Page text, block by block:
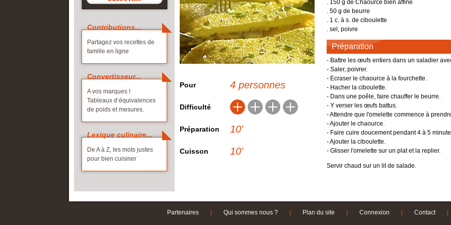
Franche-Comté
Guadeloupe
Picardie
Poitou-Charentes
Provence-Alpes-Côte d'Azur
Réunion
ALLER PLUS LOIN
À chacun sa fête !
Partagez vos idées
Cave et liquides
ALLER PLUS LOIN
Les produits de saison
Les labels de qualité
Languedoc-Roussillon
Lorraine
Midi-Pyrénées
Nord-Pas-De-Calais
Picardie
Réunion
Rhône-Alpes
Féculents
Fromages
Desserts et boulangerie
Boissons
RECETTES ANCIENNES
ALLER PLUS LOIN
Lexique culinaire
Poids et mesures
Partagez vos recettes
Pour 4 personnes
Difficulté
Préparation 10'
Cuisson 10'
. 150 g de Chaource bien affiné
. 50 g de beurre
. 1 c. à s. de ciboulette
. sel, poivre
Préparation
- Battre les œufs entiers dans un saladier
- Saler, poivrer.
- Ecraser le chaource à la fourchette.
- Hacher la ciboulette.
- Dans une poêle, faire chauffer le beurre.
- Y verser les œufs battus.
- Attendre que l'omelette commence à
- Ajouter le chaource.
- Faire cuire doucement pendant 4 à 5
- Ajouter la ciboulette.
- Glisser l'omelette sur un plat et la replier.
Servir chaud sur un lit de salade.
Contributions...
Partagez vos recettes de
famille en ligne
Convertisseur...
A vos marques !
Tableaux d’équivalences
de poids et mesures.
Lexique culinaire...
De A à Z, les mots justes
pour bien cuisiner
Partenaires | Qui sommes nous ? | Plan du site | Connexion | Contact |